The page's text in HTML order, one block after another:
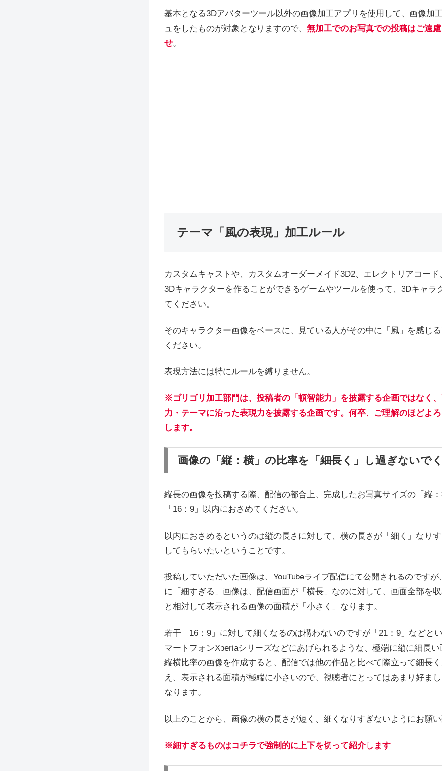
基本となる3Dアバターツール以外の画像加工アプリを使用して、画像加
ュをしたものが対象となりますので、 無加工でのお写真での投稿はご遠
せ。
テーマ「風の表現」加工ルール
カスタムキャストや、カスタムオーダーメイド3D2、エレクトリアコード
3Dキャラクターを作ることができるゲームやツールを使って、3Dキャラ
てください。
そのキャラクター画像をベースに、見ている人がその中に「風」を感じ
ください。
表現方法には特にルールを縛りません。
※ゴリゴリ加工部門は、投稿者の「頓智能力」を披露する企画ではなく
力・テーマに沿った表現力を披露する企画です。何卒、ご理解のほどよ
します。
画像の「縦：横」の比率を「細長く」し過ぎないで
縦長の画像を投稿する際、配信の都合上、完成したお写真サイズの「縦
「16：9」以内におさめてください。
以内におさめるというのは縦の長さに対して、横の長さが「細く」なり
してもらいたいということです。
投稿していただいた画像は、YouTubeライブ配信にて公開されるのですが
に「細すぎる」画像は、配信画面が「横長」なのに対して、画面全部を
と相対して表示される画像の面積が「小さく」なります。
若干「16：9」に対して細くなるのは構わないのですが「21：9」などと
マートフォンXperiaシリーズなどにあげられるような、極端に縦に細長
縦横比率の画像を作成すると、配信では他の作品と比べて際立って細長
え、表示される面積が極端に小さいので、視聴者にとってはあまり好ま
なります。
以上のことから、画像の横の長さが短く、細くなりすぎないようにお願
※細すぎるものはコチラで強制的に上下を切って紹介します